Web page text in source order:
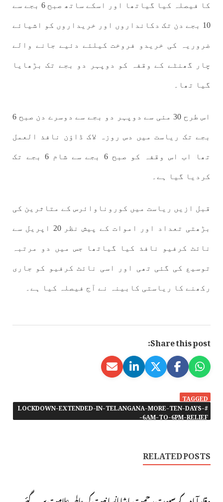
کا فیصلہ کیا گیاتھا اور اسکے ساتھ صبح 6 بجے سے
10 بجے دن تک دکانداروں اور خریداروں کو اشیائے
ضروریہ کی خریدو فروخت کیلئے دئیے جانے والے
چار گھنٹے کے وقفہ کو دوپہر دو بجے تک بڑھایا
گیا تھا۔
اس طرح 30 مئی سے دوپہر دو بجے سے دوسرے دن صبح 6
بجے تک ریاست میں دس روزہ لاک ڈاؤن نافذ العمل
تھا اب اس وقفہ کو صبح 6 بجے سے شام 6 بجے تک
کردیا گیا ہے۔
قبل ازیں ریاست میں کوروناوائرس کے متاثرین کی
بڑھتی تعداد اور اموات کے پیش نظر 20 اپریل سے
نائٹ کرفیو نافذ کیا گیاتھا جس میں دو مرتبہ
توسیع کی گئی تھی اور اسی نائٹ کرفیو کو جاری
رکھنے کا ریاستی کابینہ نے آج فیصلہ کیا ہے۔
Share this post:
TAGGED
#LOCKDOWN-EXTENDED-IN-TELANGANA-MORE-TEN-DAYS-
6AM-TO-6PM-RELIEF-
RELATED POSTS